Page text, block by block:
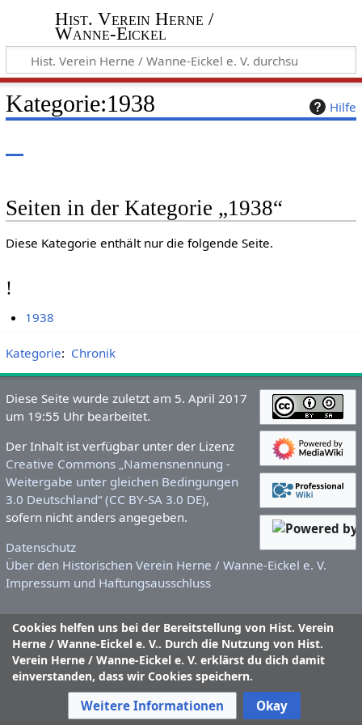
Hist. Verein Herne /
Wanne-Eickel
Hilfe
Kategorie:1938
Seiten in der Kategorie „1938“
Diese Kategorie enthält nur die folgende Seite.
!
1938
Kategorie: Chronik
Cookies helfen uns bei der Bereitstellung von Hist. Verein
Herne / Wanne-Eickel e. V.. Durch die Nutzung von Hist.
Verein Herne / Wanne-Eickel e. V. erklärst du dich damit
einverstanden, dass wir Cookies speichern.
Weitere Informationen Okay
Diese Seite wurde zuletzt am 5. April 2017
um 19:55 Uhr bearbeitet.
Der Inhalt ist verfügbar unter der Lizenz
Creative Commons „Namensnennung -
Weitergabe unter gleichen Bedingungen
3.0 Deutschland“ (CC BY-SA 3.0 DE),
sofern nicht anders angegeben.
Datenschutz
Über den Historischen Verein Herne / Wanne-Eickel e. V.
Impressum und Haftungsausschluss